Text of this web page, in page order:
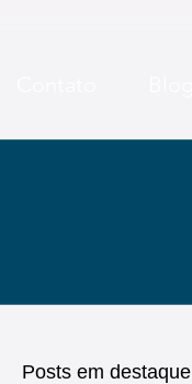
Posts em destaque